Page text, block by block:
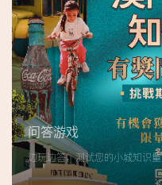
问答游戏
边玩边答，测试您的小城知识量